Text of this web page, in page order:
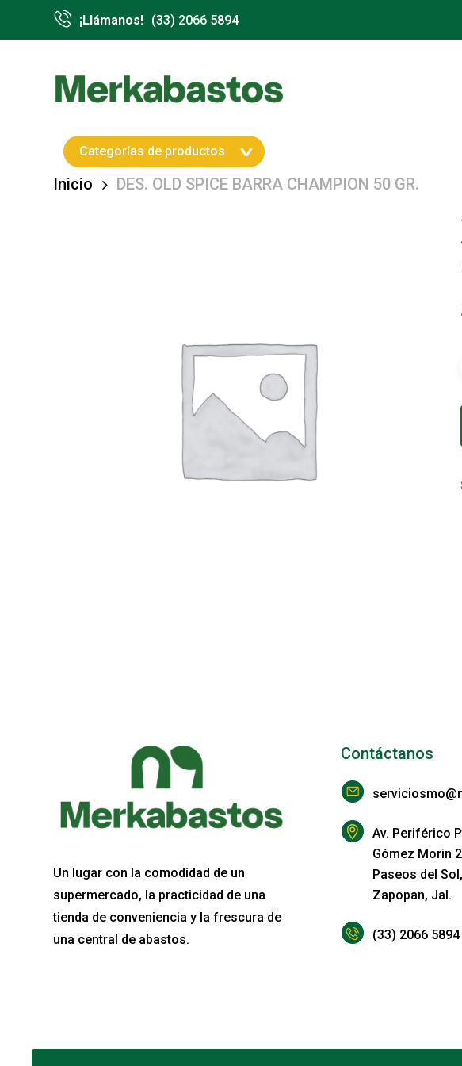
¡Llámanos! (33) 2066 5894
Hit enter to search or ESC to close
Categorías de productos
Inicio DES. OLD SPICE BARRA CHAMPION 50 GR.
Un lugar con la comodidad de un
supermercado, la practicidad de una
tienda de conveniencia y la frescura de
una central de abastos.
Contáctanos
Av. Periférico
Gómez Morin
Paseos del
Zapopan, Jal.
(33) 2066 5894